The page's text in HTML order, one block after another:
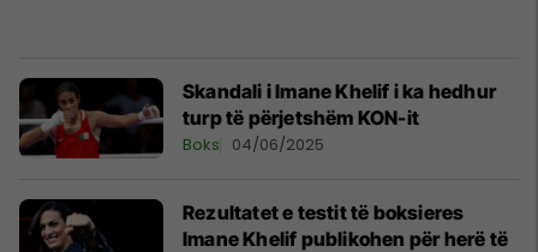
Skandali i Imane Khelif i ka hedhur
turp të përjetshëm KON-it
Boks 04/06/2025
Rezultatet e testit të boksieres
Imane Khelif publikohen për herë të